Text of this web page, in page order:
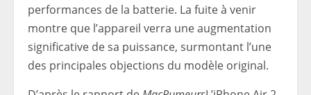
performances de la batterie. La fuite à venir
montre que l’appareil verra une augmentation
significative de sa puissance, surmontant l’une
des principales objections du modèle original.